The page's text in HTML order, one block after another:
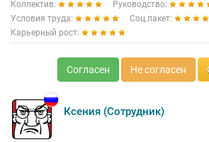
Коллектив:
Руководство:
Условия труда:
Соц.пакет:
Карьерный рост:
Согласен Не согласен
Ксения (Сотрудник)